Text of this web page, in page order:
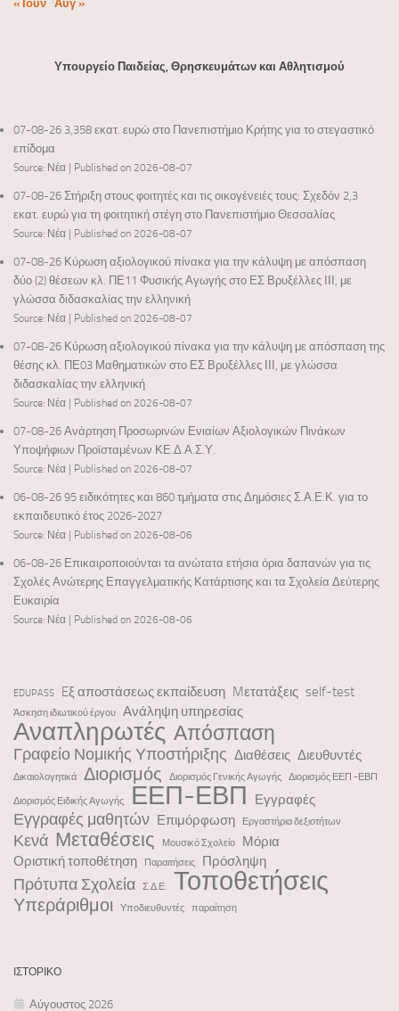
« Ιούν Αυγ »
Υπουργείο Παιδείας, Θρησκευμάτων και Αθλητισμού
07-08-26 3,358 εκατ. ευρώ στο Πανεπιστήμιο Κρήτης για το στεγαστικό
επίδομα
Source: Νέα Published on 2026-08-07
07-08-26 Στήριξη στους φοιτητές και τις οικογένειές τους: Σχεδόν 2,3
εκατ. ευρώ για τη φοιτητική στέγη στο Πανεπιστήμιο Θεσσαλίας
Source: Νέα Published on 2026-08-07
07-08-26 Κύρωση αξιολογικού πίνακα για την κάλυψη με απόσπαση
δύο (2) θέσεων κλ. ΠΕ11 Φυσικής Αγωγής στο ΕΣ Βρυξέλλες ΙΙΙ, με
γλώσσα διδασκαλίας την ελληνική
Source: Νέα Published on 2026-08-07
07-08-26 Κύρωση αξιολογικού πίνακα για την κάλυψη με απόσπαση της
θέσης κλ. ΠΕ03 Μαθηματικών στο ΕΣ Βρυξέλλες ΙΙΙ, με γλώσσα
διδασκαλίας την ελληνική
Source: Νέα Published on 2026-08-07
07-08-26 Ανάρτηση Προσωρινών Ενιαίων Αξιολογικών Πινάκων
Υποψήφιων Προϊσταμένων ΚΕ.Δ.Α.Σ.Υ.
Source: Νέα Published on 2026-08-07
06-08-26 95 ειδικότητες και 860 τμήματα στις Δημόσιες Σ.Α.Ε.Κ. για το
εκπαιδευτικό έτος 2026-2027
Source: Νέα Published on 2026-08-06
06-08-26 Επικαιροποιούνται τα ανώτατα ετήσια όρια δαπανών για τις
Σχολές Ανώτερης Επαγγελματικής Κατάρτισης και τα Σχολεία Δεύτερης
Ευκαιρία
Source: Νέα Published on 2026-08-06
EDUPASS Eξ αποστάσεως εκπαίδευση Mετατάξεις self-test
Άσκηση ιδιωτικού έργου Ανάληψη υπηρεσίας
Αναπληρωτές Απόσπαση
Γραφείο Νομικής Υποστήριξης Διαθέσεις Διευθυντές
Δικαιολογητικά Διορισμός Διορισμός Γενικής Αγωγής Διορισμός ΕΕΠ -ΕΒΠ
Διορισμός Ειδικής Αγωγής ΕΕΠ-ΕΒΠ Εγγραφές
Εγγραφές μαθητών Επιμόρφωση Εργαστήρια δεξιοτήτων
Κενά Μεταθέσεις Μουσικό Σχολείο
Μόρια
Οριστική τοποθέτηση
Παραιτήσεις Πρόσληψη
Πρότυπα Σχολεία Σ.Δ.Ε. Τοποθετήσεις
Υπεράριθμοι Υποδιευθυντές παραίτηση
ΙΣΤΟΡΙΚΌ
Αύγουστος 2026